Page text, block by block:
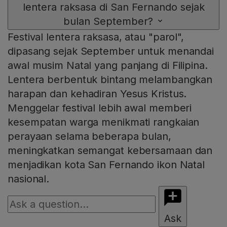
lentera raksasa di San Fernando sejak
bulan September?
Festival lentera raksasa, atau "parol",
dipasang sejak September untuk menandai
awal musim Natal yang panjang di Filipina.
Lentera berbentuk bintang melambangkan
harapan dan kehadiran Yesus Kristus.
Menggelar festival lebih awal memberi
kesempatan warga menikmati rangkaian
perayaan selama beberapa bulan,
meningkatkan semangat kebersamaan dan
menjadikan kota San Fernando ikon Natal
nasional.
Ask